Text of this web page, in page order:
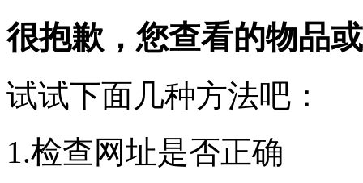
很抱歉，您查看的物品
试试下面几种方法吧：
1.检查网址是否正确